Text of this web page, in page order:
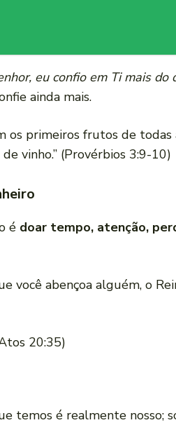
eu confio em Ti mais do
ainda mais.
os primeiros frutos de todas
vinho.” (Provérbios 3:9-10)
é doar tempo, atenção,
abençoa alguém, o
20:35)
temos é realmente nosso;